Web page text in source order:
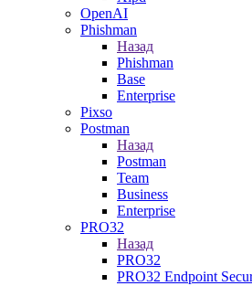
OpenAI
Phishman
Назад
Phishman
Base
Enterprise
Pixso
Postman
Назад
Postman
Team
Business
Enterprise
PRO32
Назад
PRO32
PRO32 Endpoint